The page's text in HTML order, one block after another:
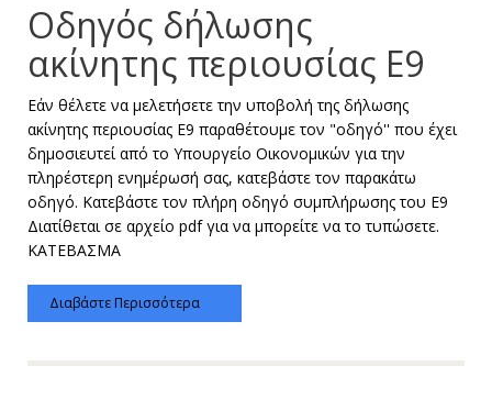
Οδηγός δήλωσης
ακίνητης περιουσίας Ε9
Εάν θέλετε να μελετήσετε την υποβολή της δήλωσης
ακίνητης περιουσίας Ε9 παραθέτουμε τον "οδηγό'' που έχει
δημοσιευτεί από το Υπουργείο Οικονομικών για την
πληρέστερη ενημέρωσή σας, κατεβάστε τον παρακάτω
οδηγό. Κατεβάστε τον πλήρη οδηγό συμπλήρωσης του Ε9
Διατίθεται σε αρχείο pdf για να μπορείτε να το τυπώσετε.
ΚΑΤΕΒΑΣΜΑ
Διαβάστε Περισσότερα